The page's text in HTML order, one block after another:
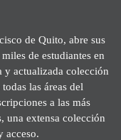
de Quito, abre sus
de estudiantes en
y actualizada colección
las áreas del
a las más
una extensa colección
acceso.